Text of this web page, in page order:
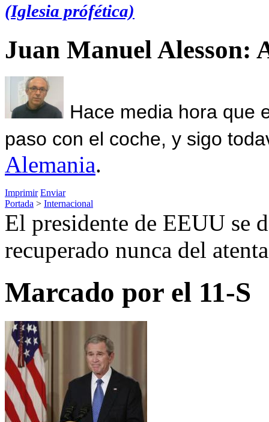
(Iglesia prófética)
Juan Manuel Alesson:
Hace media hora que
paso con el coche, y sigo
Alemania.
Imprimir Enviar
Portada > Internacional
El presidente de EEUU se
recuperado nunca del
Marcado por el 11-S